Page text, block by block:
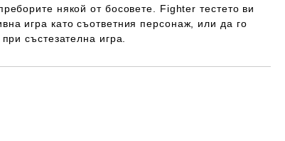
някой от босовете. Fighter тестето ви
игра като съответния персонаж, или да го
състезателна игра.